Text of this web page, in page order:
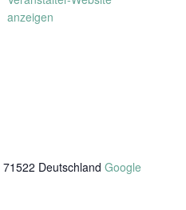
71522 Deutschland Google
anzeigen